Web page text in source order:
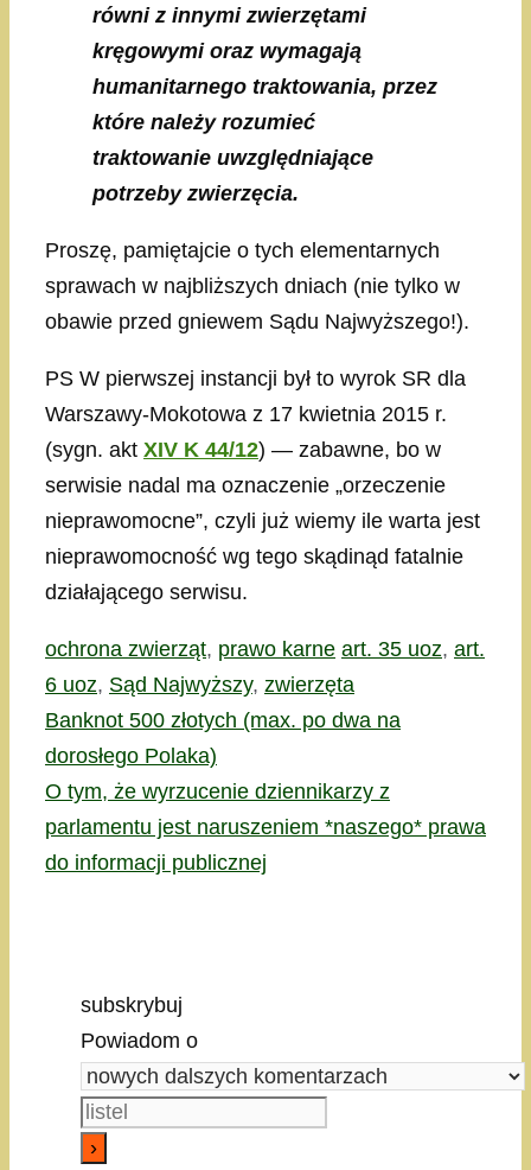
równi z innymi zwierzętami
kręgowymi oraz wymagają
humanitarnego traktowania, przez
które należy rozumieć
traktowanie uwzględniające
potrzeby zwierzęcia.
Proszę, pamiętajcie o tych elementarnych
sprawach w najbliższych dniach (nie tylko w
obawie przed gniewem Sądu Najwyższego!).
PS W pierwszej instancji był to wyrok SR dla
Warszawy-Mokotowa z 17 kwietnia 2015 r.
(sygn. akt XIV K 44/12) — zabawne, bo w
serwisie nadal ma oznaczenie „orzeczenie
nieprawomocne”, czyli już wiemy ile warta jest
nieprawomocność wg tego skądinąd fatalnie
działającego serwisu.
Kategorie
ochrona zwierząt, prawo karne Tagi
art. 35 uoz, art.
6 uoz, Sąd Najwyższy, zwierzęta
Banknot 500 złotych (max. po dwa na
dorosłego Polaka)
O tym, że wyrzucenie dziennikarzy z
parlamentu jest naruszeniem *naszego* prawa
do informacji publicznej
subskrybuj
Powiadom o